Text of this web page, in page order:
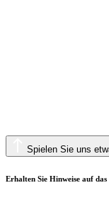
Spielen Sie uns
Erhalten Sie Hinweise auf das